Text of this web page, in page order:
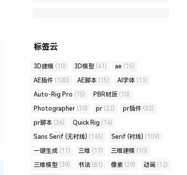
标签云
3D建模 (10) 3D模型 (41) ae (15)
AE插件 (100) AE脚本 (15) AI字体 (13)
Auto-Rig Pro (15) PBR材质 (10)
Photographer (10) pr (22) pr插件 (82)
pr脚本 (36) Quick Rig (14)
Sans Serif (无衬线) (145) Serif (衬线) (109)
一键生成 (11) 三维 (17) 三维建模 (10)
三维模型 (39) 书法 (81) 像素 (29) 动画 (12)